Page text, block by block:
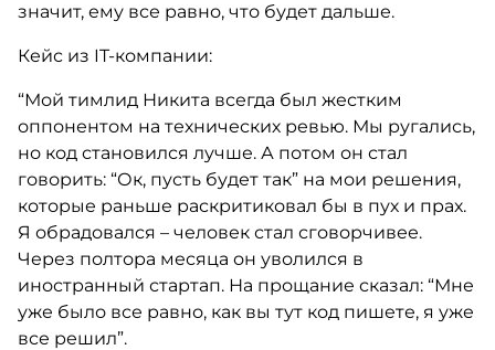
значит, ему все равно, что будет дальше.
Кейс из IT-компании:
“Мой тимлид Никита всегда был жестким
оппонентом на технических ревью. Мы ругались,
но код становился лучше. А потом он стал
говорить: “Ок, пусть будет так” на мои решения,
которые раньше раскритиковал бы в пух и прах.
Я обрадовался – человек стал сговорчивее.
Через полтора месяца он уволился в
иностранный стартап. На прощание сказал: “Мне
уже было все равно, как вы тут код пишете, я уже
все решил”.